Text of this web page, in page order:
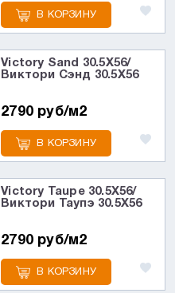
В КОРЗИНУ
Victory Sand 30.5X56/
Виктори Сэнд 30.5X56
2790 руб/м2
В КОРЗИНУ
Victory Taupe 30.5X56/
Виктори Таупэ 30.5X56
2790 руб/м2
В КОРЗИНУ